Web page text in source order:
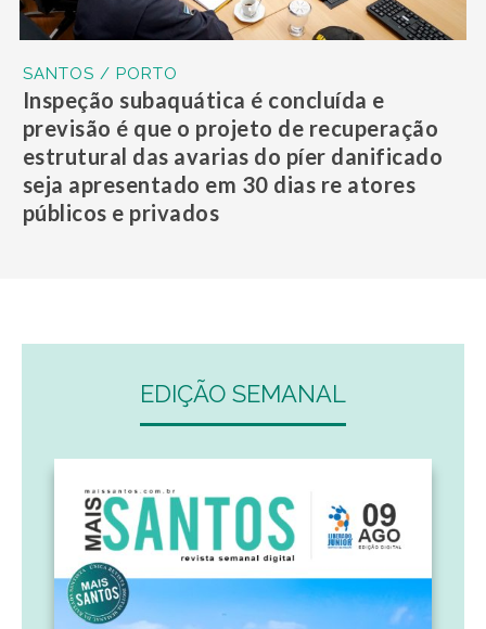
SANTOS / PORTO
Inspeção subaquática é concluída e
previsão é que o projeto de recuperação
estrutural das avarias do píer danificado
seja apresentado em 30 dias re atores
públicos e privados
EDIÇÃO SEMANAL